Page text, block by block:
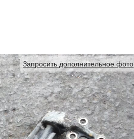
Запросить дополнительное фото